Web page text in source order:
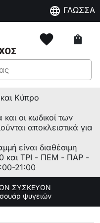
language ΓΛΩΣΣΑ
favorite shopping_bag
Κύπρο
οι κωδικοί των
αποκλειστικά για
είναι διαθέσιμη
και ΤΡΙ - ΠΕΜ - ΠΑΡ -
21:00
ΣΥΣΚΕΥΩΝ
ψυγειών